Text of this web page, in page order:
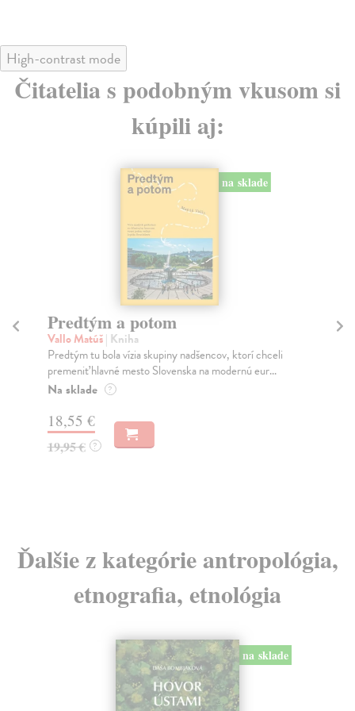
High-contrast mode
Čitatelia s podobným vkusom si
kúpili aj:
Město a jeho nejisté zdi
Murakami Haruki| Kniha
Ty jsi to byla, kdo mi vyprávěl o tom městě. Město a
jeho nejisté zdi – dlouho očekávaný román Haru...
Na sklade ?
31,21 €
32,85 € ?
Ďalšie z kategórie antropológia,
etnografia, etnológia
na sklade